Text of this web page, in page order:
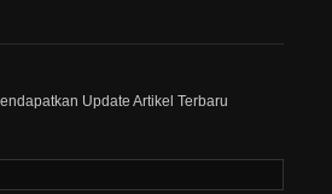
Update Artikel Terbaru